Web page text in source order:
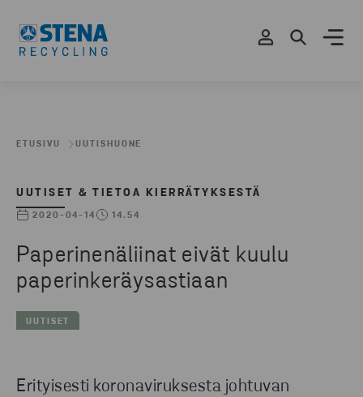
ETUSIVU UUTISHUONE
UUTISET & TIETOA KIERRÄTYKSESTÄ
2020-04-14 14.54
Paperinenäliinat eivät kuulu
paperinkeräysastiaan
UUTISET
Erityisesti koronaviruksesta johtuvan